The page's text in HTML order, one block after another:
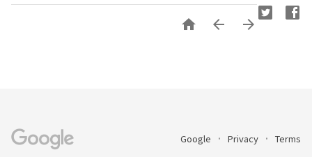
  
Google Privacy Terms